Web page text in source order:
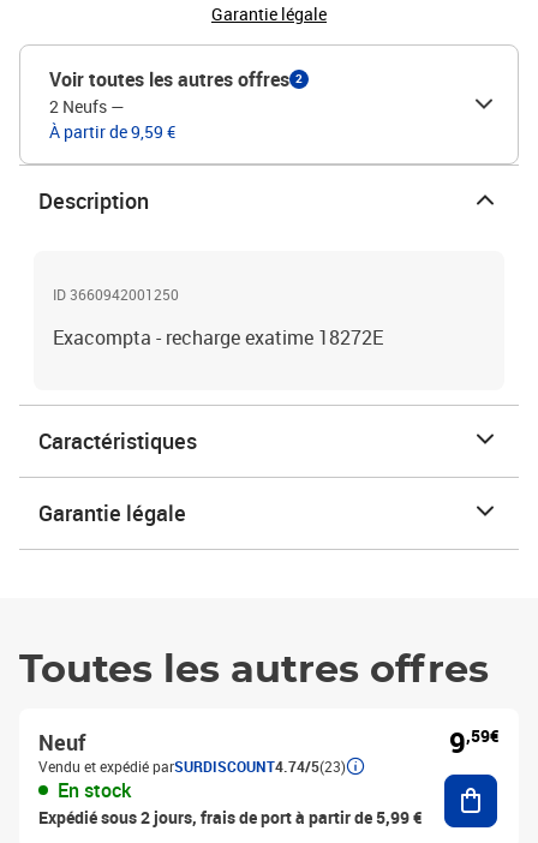
Garantie légale
Voir toutes les autres offres 2
2 Neufs —
À partir de 9,59 €
Description
ID 3660942001250
Exacompta - recharge exatime 18272E
Caractéristiques
Garantie légale
Toutes les autres offres
Neuf
Vendu et expédié parSURDISCOUNT4.74/5(23)
En stock
Expédié sous 2 jours, frais de port à partir de 5,99 €
9,59€